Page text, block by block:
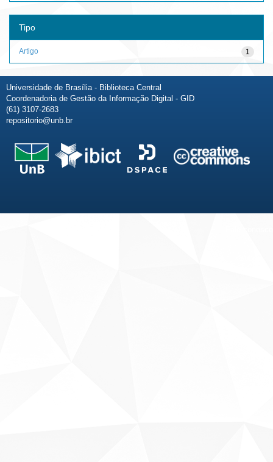
Tipo
1
Artigo
Universidade de Brasília - Biblioteca Central
Coordenadoria de Gestão da Informação Digital - GID
(61) 3107-2683
repositorio@unb.br